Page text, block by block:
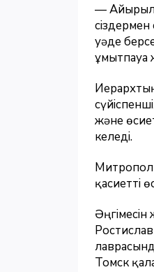
—
сіздермен
уәде
және
келеді.
қасиетті
Томск